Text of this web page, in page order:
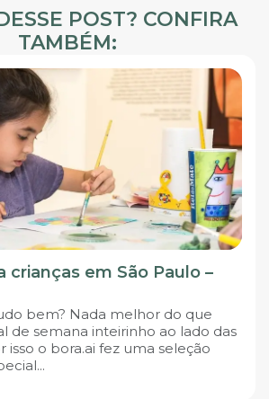
POST? CONFIRA
TAMBÉM:
crianças em São Paulo –
bem? Nada melhor do que
de semana inteirinho ao lado das
isso o bora.ai fez uma seleção